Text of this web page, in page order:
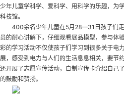
少年儿童学科学、爱科学、用科学的乐趣，为
科技馆。
400余名少年儿童在5月28—31日孩子们
员的耐心讲解下，仔细观看展品模型，参与体
彩的学习活动不仅使孩子们学习到很多关于电
展，感受到电力与人们的生活息息相关，要节
还开展了志愿宣传活动，自制宣传卡介绍自己
的鼓励和赞扬。